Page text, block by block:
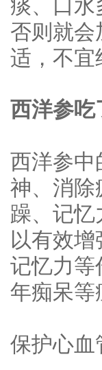
否则就会
适，不
西洋参
西洋参
神、消
躁、记
以有效
记忆力
年痴呆
保护心